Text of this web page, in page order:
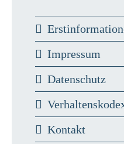
Impressum
Datenschutz
Kontakt